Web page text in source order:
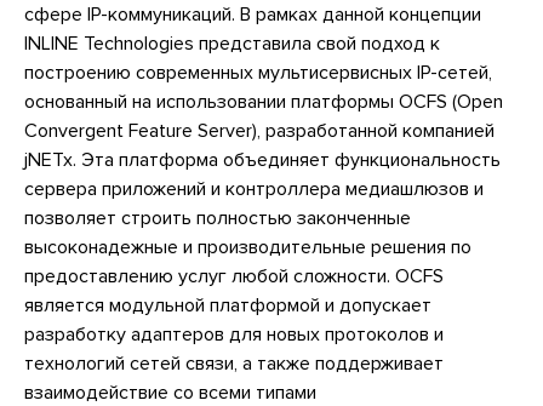
сфере IP-коммуникаций. В рамках данной концепции
INLINE Technologies представила свой подход к
построению современных мультисервисных IP-сетей,
основанный на использовании платформы OCFS (Open
Convergent Feature Server), разработанной компанией
jNETx. Эта платформа объединяет функциональность
сервера приложений и контроллера медиашлюзов и
позволяет строить полностью законченные
высоконадежные и производительные решения по
предоставлению услуг любой сложности. OCFS
является модульной платформой и допускает
разработку адаптеров для новых протоколов и
технологий сетей связи, а также поддерживает
взаимодействие со всеми типами